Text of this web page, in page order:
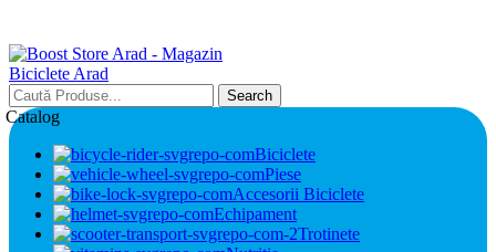
Search
Catalog
Biciclete
Piese
Accesorii Biciclete
Echipament
Trotinete